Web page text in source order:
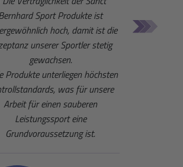
Sport Produkte ist
hoch, damit ist die
unserer Sportler stetig
gewachsen.
Produkte unterliegen höchsten
was für unsere
Arbeit für einen sauberen
Leistungssport eine
Grundvoraussetzung ist.